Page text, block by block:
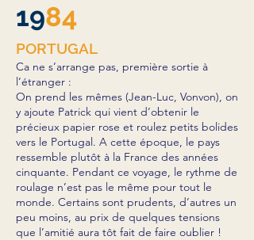
1984
PORTUGAL
Ca ne s’arrange pas, première sortie à
l’étranger :
On prend les mêmes (Jean-Luc, Vonvon), on
y ajoute Patrick qui vient d’obtenir le
précieux papier rose et roulez petits bolides
vers le Portugal. A cette époque, le pays
ressemble plutôt à la France des années
cinquante. Pendant ce voyage, le rythme de
roulage n’est pas le même pour tout le
monde. Certains sont prudents, d’autres un
peu moins, au prix de quelques tensions
que l’amitié aura tôt fait de faire oublier !